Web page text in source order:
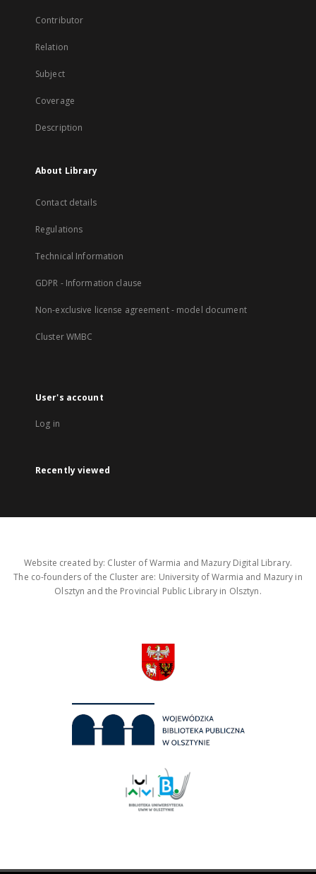
Contributor
Relation
Subject
Coverage
Description
About Library
Contact details
Regulations
Technical Information
GDPR - Information clause
Non-exclusive license agreement - model document
Cluster WMBC
User's account
Log in
Recently viewed
Website created by: Cluster of Warmia and Mazury Digital Library.
The co-founders of the Cluster are: University of Warmia and Mazury in
Olsztyn and the Provincial Public Library in Olsztyn.